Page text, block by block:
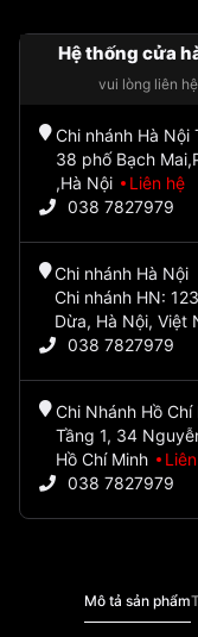
Hệ thống cửa
vui lòng liên
Chi nhánh Hà Nội
38 phố Bạch
,Hà Nội
Liên hệ
038 7827979
Chi nhánh Hà Nội
Chi nhánh HN:
Dừa, Hà Nội, Việt
038 7827979
Chi Nhánh Hồ Chí
Tầng 1, 34
Hồ Chí Minh
038 7827979
Mô tả sản phẩm